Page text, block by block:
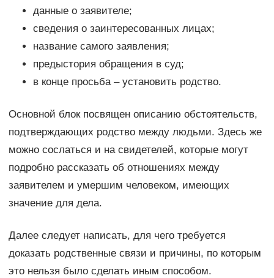
данные о заявителе;
сведения о заинтересованных лицах;
название самого заявления;
предыстория обращения в суд;
в конце просьба – установить родство.
Основной блок посвящен описанию обстоятельств,
подтверждающих родство между людьми. Здесь же
можно сослаться и на свидетелей, которые могут
подробно рассказать об отношениях между
заявителем и умершим человеком, имеющих
значение для дела.
Далее следует написать, для чего требуется
доказать родственные связи и причины, по которым
это нельзя было сделать иным способом.